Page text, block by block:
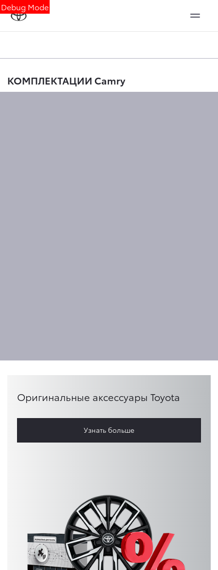
Debug Mode
КОМПЛЕКТАЦИИ Camry
Оригинальные аксессуары Toyota
Узнать больше